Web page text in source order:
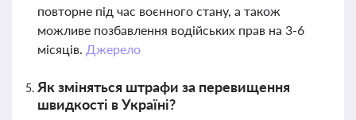
повторне під час воєнного стану, а також
можливе позбавлення водійських прав на 3-6
місяців. Джерело
Як зміняться штрафи за перевищення
швидкості в Україні?